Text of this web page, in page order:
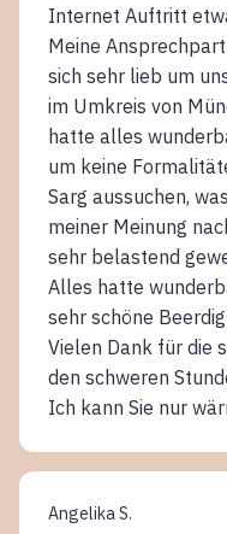
Internet Auftritt
Meine
sich sehr lieb um
im Umkreis von
hatte alles
um keine
Sarg aussuchen,
meiner Meinung
sehr belastend
Alles hatte
sehr schöne
Vielen Dank für die
den schweren
Ich kann Sie nur
Angelika S.